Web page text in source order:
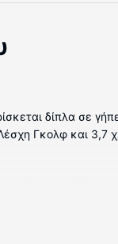
δίπλα σε
Γκολφ και
μπάνια